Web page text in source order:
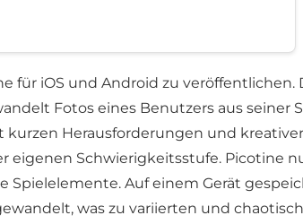
für iOS und Android zu
Fotos eines Benutzers aus seiner
kurzen Herausforderungen und
Schwierigkeitsstufe. Picotine
Spielelemente. Auf einem Gerät
was zu variierten und